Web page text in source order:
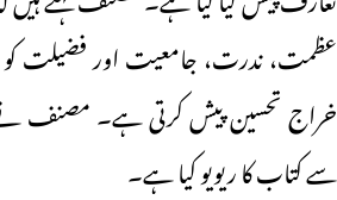
عظمت، ندرت، جامعیت اور فضیلت کو
خراج تحسین پیش کرتی ہے۔ مصنف
سے کتاب کا ریویو کیا ہے۔